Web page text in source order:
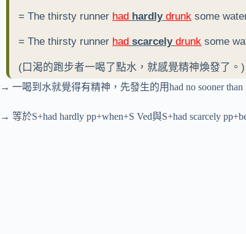
= The thirsty runner had hardly drunk some
= The thirsty runner had scarcely drunk some
(口渴的跑步者一喝了點水，就感覺精神煥發了。)
→ 一喝到水就覺得有精神，先發生的用had no sooner than
→ 等於S+had hardly pp+when+S Ved與S+had scarcely